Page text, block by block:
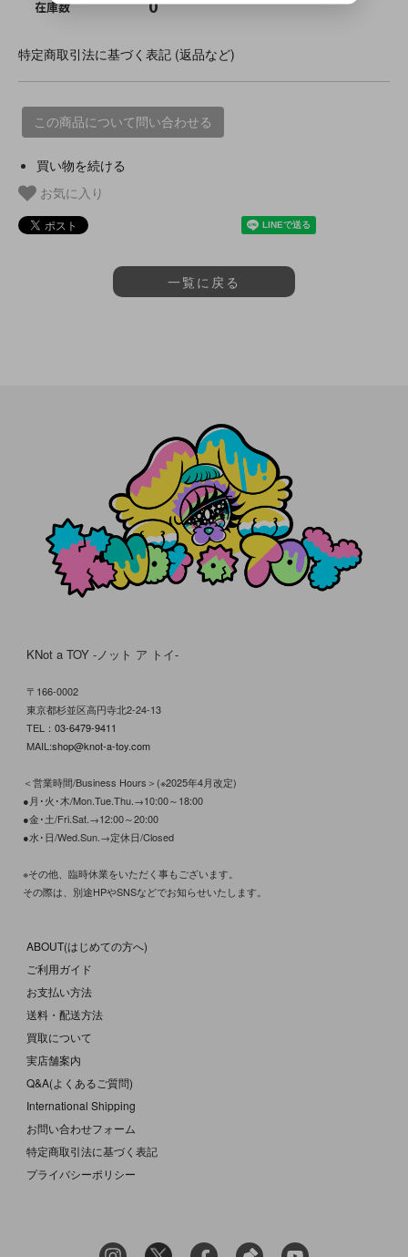
在庫数 0
特定商取引法に基づく表記 (返品など)
この商品について問い合わせる
買い物を続ける
お気に入り
一覧に戻る
KNot a TOY -ノット ア トイ-
〒166-0002
東京都杉並区高円寺北2-24-13
TEL： 03-6479-9411
MAIL:shop@knot-a-toy.com
＜営業時間/Business Hours＞(※2025年4月改定)
●月･火･木/Mon.Tue.Thu.→10:00～18:00
●金･土/Fri.Sat.→12:00～20:00
●水･日/Wed.Sun.→定休日/Closed
※その他、臨時休業をいただく事もございます。
その際は、別途HPやSNSなどでお知らせいたします。
ABOUT(はじめての方へ)
ご利用ガイド
お支払い方法
送料・配送方法
買取について
実店舗案内
Q&A(よくあるご質問)
International Shipping
お問い合わせフォーム
特定商取引法に基づく表記
プライバシーポリシー